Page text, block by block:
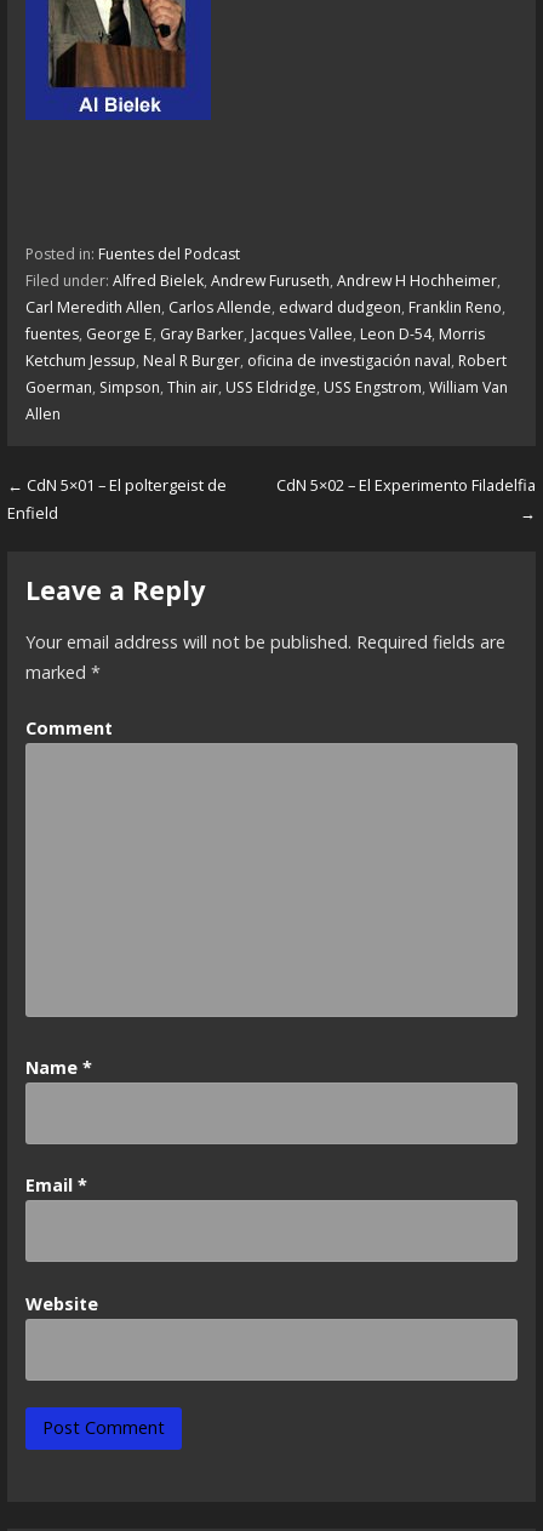
Posted in: Fuentes del Podcast
Filed under: Alfred Bielek, Andrew Furuseth, Andrew H Hochheimer,
Carl Meredith Allen, Carlos Allende, edward dudgeon, Franklin Reno,
fuentes, George E, Gray Barker, Jacques Vallee, Leon D-54, Morris
Ketchum Jessup, Neal R Burger, oficina de investigación naval, Robert
Goerman, Simpson, Thin air, USS Eldridge, USS Engstrom, William Van
Allen
P
n
a
v
o
n
← CdN 5×01 – El poltergeist de
Enfield
CdN 5×02 – El Experimento Filadelfia
→
Leave a Reply
Your email address will not be published. Required fields are
marked *
Comment
Name *
Email *
Website